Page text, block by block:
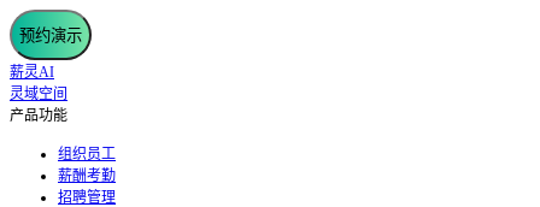
预约演示
薪灵AI
灵域空间
产品功能
组织员工
薪酬考勤
招聘管理